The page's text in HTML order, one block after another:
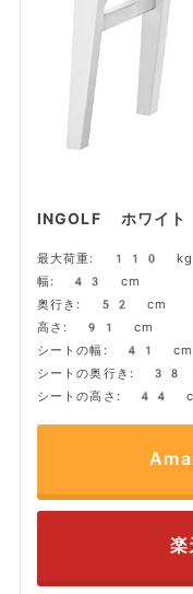
INGOLF ホワイト
最大荷重: 110 kg
幅: 43 cm
奥行き: 52 cm
高さ: 91 cm
シートの幅: 41 cm
シートの奥行き: 38
シートの高さ: 44
楽